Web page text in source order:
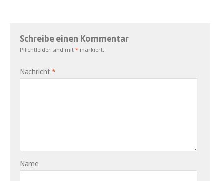
Schreibe einen Kommentar
Pflichtfelder sind mit * markiert.
Nachricht *
Name